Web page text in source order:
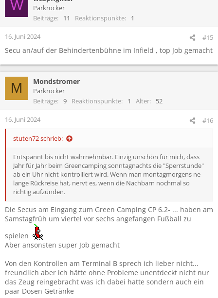
i
n
n
W
Parkrocker
Beiträge
11 Reaktionspunkte 1
16. Juni 2024 #15
Secu an/auf der Behindertenbühne im Infield , top Job gemacht
M Mondstromer
Parkrocker
Beiträge
9 Reaktionspunkte 1 Alter 52
16. Juni 2024 #16
stuten72 schrieb:
Entspannt bis nicht wahrnehmbar. Einzig unschön für mich, dass
Jahr für Jahr beim Greencamping sonntagnachts die "Sperrstunde"
ab ein Uhr nicht kontrolliert wird. Wenn man montagmorgens ne
lange Rückreise hat, nervt es, wenn die Nachbarn nochmal so
richtig aufzünden.
Die Secus am Eingang zum Green Camping CP 6.2- ... haben am
Samstagfrüh um viertel vor sechs angefangen Fußball zu
spielen
Aber ansonsten super Job gemacht
Von den Kontrollen am Terminal B sprech ich lieber nicht...
freundlich aber ich hätte ohne Probleme unentdeckt nicht nur
das Zeug reingebracht was ich dabei hatte sondern auch ein
paar Dosen Getränke